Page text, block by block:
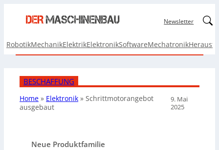
Newsletter
RobotikMechanikElektrikElektronikSoftwareMechatronik
BESCHAFFUNG
Home » Elektronik » Schrittmotorangebot
ausgebaut
9. Mai
2025
Neue Produktfamilie